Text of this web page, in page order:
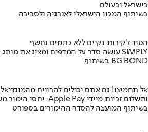
בישראל ובעולם
בשיתוף המכון הישראלי לאנרגיה ולסביבה
הסוד לקירות נקיים ללא כתמים נחשף
מומחה BG BOND עושה סדר על המדפים ומציג את מותג הצבע SIMPLY
בשיתוף BG BOND
אל תחמיצו! גם אתם יכולים להרוויח מהמונדיאל
יחסי הימור משופרים, הפקדות ב-Apple Pay ותשלום זכיות מיידי
בשיתוף המועצה להסדר ההימורים בספורט